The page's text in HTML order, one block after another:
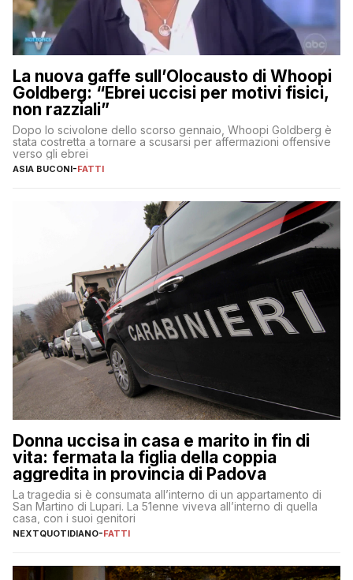
La nuova gaffe sull’Olocausto di Whoopi
Goldberg: “Ebrei uccisi per motivi fisici,
non razziali”
Dopo lo scivolone dello scorso gennaio, Whoopi Goldberg è
stata costretta a tornare a scusarsi per affermazioni offensive
verso gli ebrei
ASIA BUCONI-FATTI
Donna uccisa in casa e marito in fin di
vita: fermata la figlia della coppia
aggredita in provincia di Padova
La tragedia si è consumata all’interno di un appartamento di
San Martino di Lupari. La 51enne viveva all’interno di quella
casa, con i suoi genitori
NEXTQUOTIDIANO-FATTI